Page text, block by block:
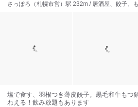
さっぽろ（札幌市営）駅 232m / 居酒屋、餃子、
塩で食す、羽根つき薄皮餃子。黒毛和牛もつ
わえる！飲み放題もあります